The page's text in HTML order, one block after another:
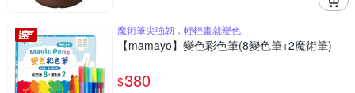
魔術筆尖強韌，輕輕畫就變色
【mamayo】變色彩色筆(8變色筆+2魔術筆)
$380